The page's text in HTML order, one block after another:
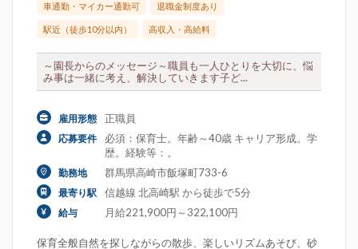
車通勤・マイカー通勤可 退職金制度あり
駅近（徒歩10分以内） 高収入・高給料
～園長からのメッセージ～職員も一人ひとりを大切に、悩
み事は一緒に考え、解決していきます子ど...
雇用形態 正職員
応募要件
必須：保育士。年齢～40歳 キャリア形成。学
歴。経験等：。
勤務地 群馬県高崎市飯塚町733-6
最寄り駅 信越線 北高崎駅 から徒歩で5分
給与 月給221,900円～322,100円
保育全般自然を探しながらの散歩、楽しいリズムあそび、砂